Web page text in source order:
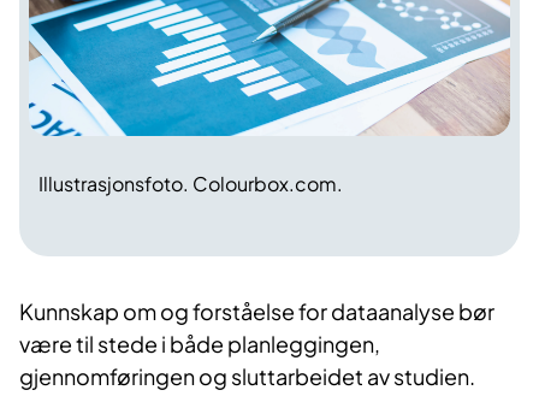
Illustrasjonsfoto. Colourbox.com.
Kunnskap om og forståelse for dataanalyse bør
være til stede i både planleggingen,
gjennomføringen og sluttarbeidet av studien.